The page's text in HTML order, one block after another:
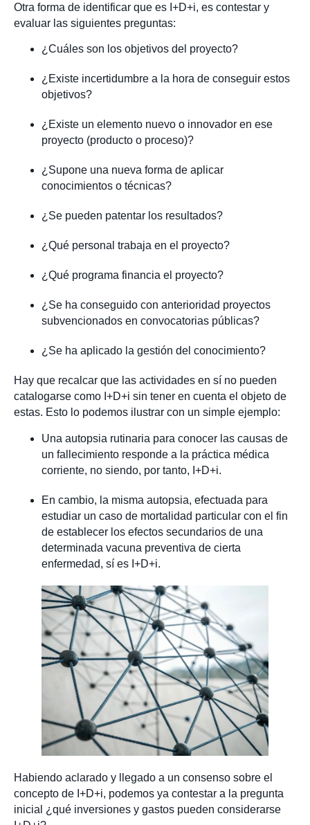
Otra forma de identificar que es I+D+i, es contestar y
evaluar las siguientes preguntas:
¿Cuáles son los objetivos del proyecto?
¿Existe incertidumbre a la hora de conseguir estos
objetivos?
¿Existe un elemento nuevo o innovador en ese
proyecto (producto o proceso)?
¿Supone una nueva forma de aplicar
conocimientos o técnicas?
¿Se pueden patentar los resultados?
¿Qué personal trabaja en el proyecto?
¿Qué programa financia el proyecto?
¿Se ha conseguido con anterioridad proyectos
subvencionados en convocatorias públicas?
¿Se ha aplicado la gestión del conocimiento?
Hay que recalcar que las actividades en sí no pueden
catalogarse como I+D+i sin tener en cuenta el objeto de
estas. Esto lo podemos ilustrar con un simple ejemplo:
Una autopsia rutinaria para conocer las causas de
un fallecimiento responde a la práctica médica
corriente, no siendo, por tanto, I+D+i.
En cambio, la misma autopsia, efectuada para
estudiar un caso de mortalidad particular con el fin
de establecer los efectos secundarios de una
determinada vacuna preventiva de cierta
enfermedad, sí es I+D+i.
Habiendo aclarado y llegado a un consenso sobre el
concepto de I+D+i, podemos ya contestar a la pregunta
inicial ¿qué inversiones y gastos pueden considerarse